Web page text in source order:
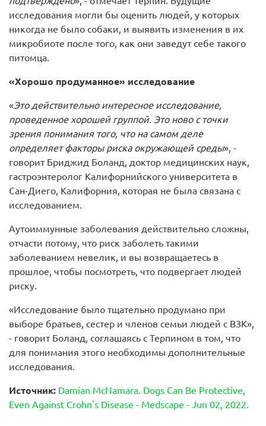
исследования могли бы оценить людей, у которых
никогда не было собаки, и выявить изменения в их
микробиоте после того, как они заведут себе такого
питомца.
«Хорошо продуманное» исследование
«Это действительно интересное исследование,
проведенное хорошей группой. Это ново с точки
зрения понимания того, что на самом деле
определяет факторы риска окружающей среды», -
говорит Бриджид Боланд, доктор медицинских наук,
гастроэнтеролог Калифорнийского университета в
Сан-Диего, Калифорния, которая не была связана с
исследованием.
Аутоиммунные заболевания действительно сложны,
отчасти потому, что риск заболеть такими
заболеванием невелик, и вы возвращаетесь в
прошлое, чтобы посмотреть, что подвергает людей
риску.
«Исследование было тщательно продумано при
выборе братьев, сестер и членов семьи людей с ВЗК»,
- говорит Боланд, соглашаясь с Терпином в том, что
для понимания этого необходимы дополнительные
исследования.
Источник: Damian McNamara. Dogs Can Be Protective,
Even Against Crohn's Disease - Medscape - Jun 02, 2022.